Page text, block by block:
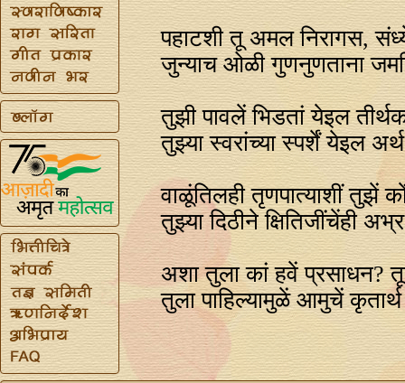
पहाटशी तू अमल निरागस,
जुन्याच ओळी गुणनुणताना
तुझी पावलें भिडतां येइल
तुझ्या स्वरांच्या स्पर्शें येइल
वाळूंतिलही तृणपात्याशीं तुझें
तुझ्या दिठीने क्षितिजींचेंही
अशा तुला कां हवें प्रसाधन?
तुला पाहिल्यामुळें आमुचें